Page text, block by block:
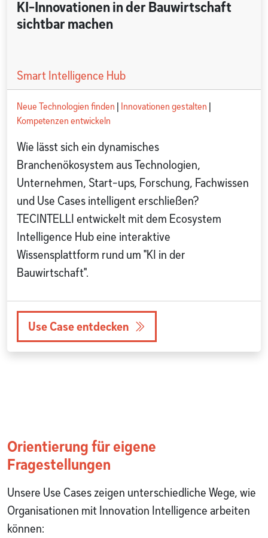
KI-Innovationen in der Bauwirtschaft
sichtbar machen
Smart Intelligence Hub
Neue Technologien finden Innovationen gestalten
Kompetenzen entwickeln
Wie lässt sich ein dynamisches
Branchenökosystem aus Technologien,
Unternehmen, Start-ups, Forschung, Fachwissen
und Use Cases intelligent erschließen?
TECINTELLI entwickelt mit dem Ecosystem
Intelligence Hub eine interaktive
Wissensplattform rund um "KI in der
Bauwirtschaft".
Use Case entdecken
Orientierung für eigene
Fragestellungen
Unsere Use Cases zeigen unterschiedliche Wege, wie
Organisationen mit Innovation Intelligence arbeiten
können: